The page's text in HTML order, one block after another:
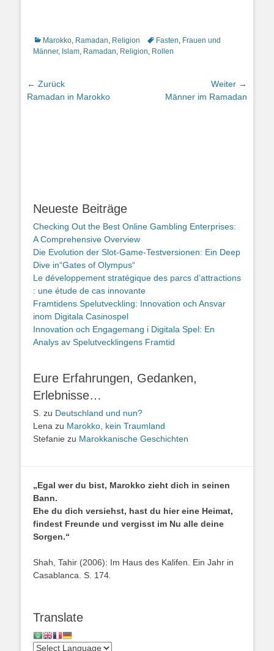
Kategorien
Marokko, Ramadan, Religion Schlagworte
Fasten, Frauen und
Männer, Islam, Ramadan, Religion, Rollen
Beitragsnavigation
← Zurück
Vorheriger
Ramadan in Marokko
Weiter →
NächsterMänner im Ramadan
Neueste Beiträge
Checking Out the Best Online Gambling Enterprises:
A Comprehensive Overview
Die Evolution der Slot-Game-Testversionen: Ein Deep
Dive in“Gates of Olympus“
Le développement stratégique des parcs d’attractions
: une étude de cas innovante
Framtidens Spelutveckling: Innovation och Ansvar
inom Digitala Casinospel
Innovation och Engagemang i Digitala Spel: En
Analys av Spelutvecklingens Framtid
Eure Erfahrungen, Gedanken,
Erlebnisse…
S. zu Deutschland und nun?
Lena zu Marokko, kein Traumland
Stefanie zu Marokkanische Geschichten
„Egal wer du bist, Marokko zieht dich in seinen
Bann.
Ehe du dich versiehst, hast du hier eine Heimat,
findest Freunde und vergisst im Nu alle deine
Sorgen.“
Shah, Tahir (2006): Im Haus des Kalifen. Ein Jahr in
Casablanca. S. 174
Translate